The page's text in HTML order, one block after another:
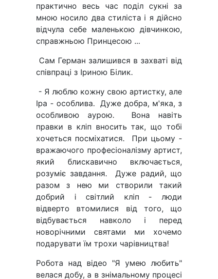
практично весь час поділ сукні за
мною носило два стиліста і я дійсно
відчула себе маленькою дівчинкою,
справжньою Принцесою ...
Сам Герман залишився в захваті від
співпраці з Іриною Білик.
- Я люблю кожну свою артистку, але
Іра - особлива. Дуже добра, м'яка, з
особливою аурою. Вона навіть
правки в кліп вносить так, що тобі
хочеться посміхатися. При цьому -
вражаючого професіоналізму артист,
який блискавично включається,
розуміє завдання. Дуже радий, що
разом з нею ми створили такий
добрий і світлий кліп - люди
відверто втомилися від того, що
відбувається навколо і перед
новорічними святами ми хочемо
подарувати їм трохи чарівництва!
Робота над відео "Я умею любить"
велася добу, а в знімальному процесі